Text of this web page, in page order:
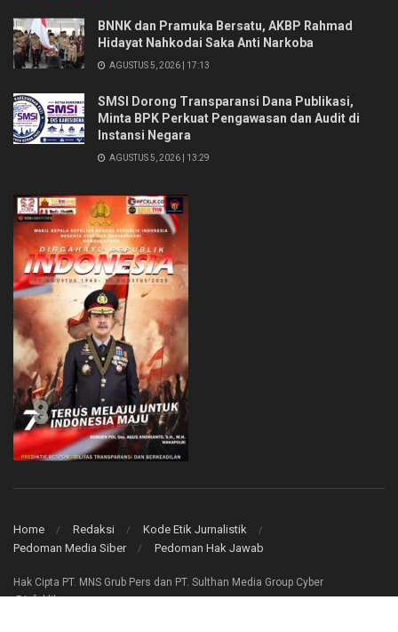
BNNK dan Pramuka Bersatu, AKBP Rahmad
Hidayat Nahkodai Saka Anti Narkoba
AGUSTUS 5, 2026 | 17:13
SMSI Dorong Transparansi Dana Publikasi,
Minta BPK Perkuat Pengawasan dan Audit di
Instansi Negara
AGUSTUS 5, 2026 | 13:29
Home Redaksi
Kode Etik Jurnalistik
Pedoman Media Siber
Pedoman Hak Jawab
Hak Cipta PT. MNS Grub Pers dan PT. Sulthan Media Group Cyber
@infoklik.co